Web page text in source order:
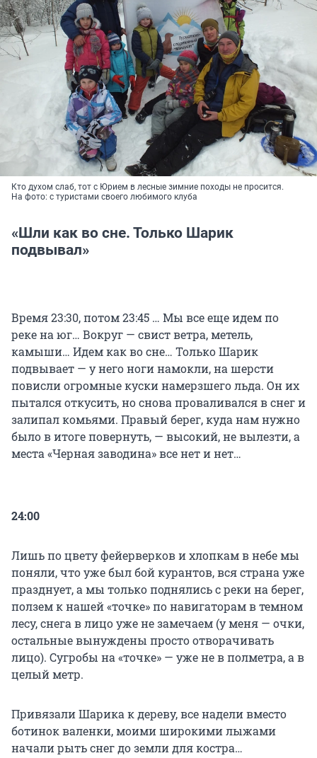
Кто духом слаб, тот с Юрием в лесные зимние походы не просится.
На фото: с туристами своего любимого клуба
«Шли как во сне. Только Шарик
подвывал»
Время 23:30, потом 23:45 … Мы все еще идем по
реке на юг… Вокруг — свист ветра, метель,
камыши… Идем как во сне… Только Шарик
подвывает — у него ноги намокли, на шерсти
повисли огромные куски намерзшего льда. Он их
пытался откусить, но снова проваливался в снег и
залипал комьями. Правый берег, куда нам нужно
было в итоге повернуть, — высокий, не вылезти, а
места «Черная заводина» все нет и нет…
24:00
Лишь по цвету фейерверков и хлопкам в небе мы
поняли, что уже был бой курантов, вся страна уже
празднует, а мы только поднялись с реки на берег,
ползем к нашей «точке» по навигаторам в темном
лесу, снега в лицо уже не замечаем (у меня — очки,
остальные вынуждены просто отворачивать
лицо). Сугробы на «точке» — уже не в полметра, а в
целый метр.
Привязали Шарика к дереву, все надели вместо
ботинок валенки, моими широкими лыжами
начали рыть снег до земли для костра…